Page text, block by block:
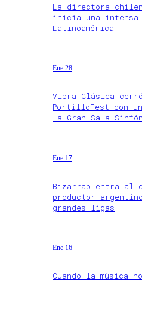
La directora
inicia una intensa
Latinoamérica
Ene 28
Vibra Clásica
PortilloFest con un
la Gran Sala
Ene 17
Bizarrap entra al
productor
grandes ligas
Ene 16
Cuando la música